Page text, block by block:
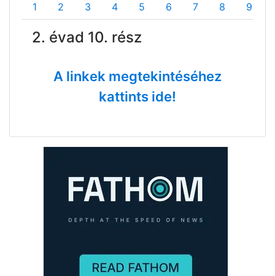
1
2 3 4 5 6 7 8 9
2. évad 10. rész
A linkek megtekintéséhez
kattints ide!